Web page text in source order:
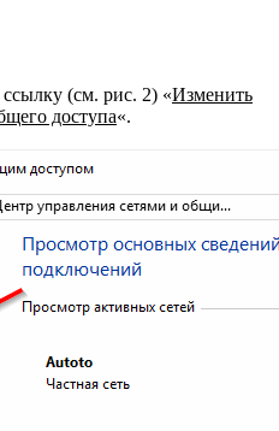
(см. рис. 2) «Изменить
доступа«.